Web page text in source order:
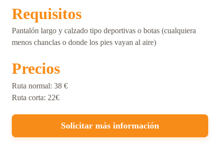
Requisitos
Pantalón largo y calzado tipo deportivas o botas (cualquiera
menos chanclas o donde los pies vayan al aire)
Precios
Ruta normal: 38 €
Ruta corta: 22€
Solicitar más información